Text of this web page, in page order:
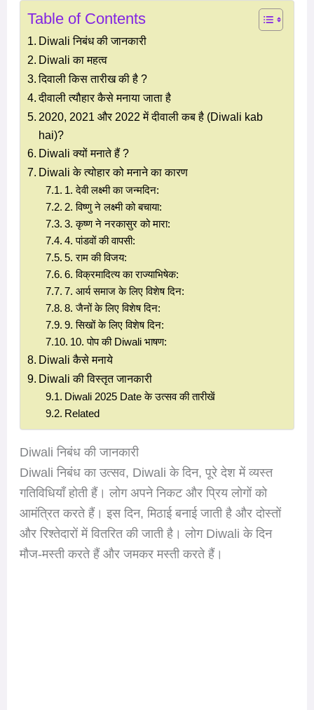
Table of Contents
Diwali निबंध की जानकारी
Diwali का महत्व
दिवाली किस तारीख की है ?
दीवाली त्यौहार कैसे मनाया जाता है
2020, 2021 और 2022 में दीवाली कब है (Diwali kab
hai)?
Diwali क्यों मनाते हैं ?
Diwali के त्योहार को मनाने का कारण
1. देवी लक्ष्मी का जन्मदिन:
2. विष्णु ने लक्ष्मी को बचाया:
3. कृष्ण ने नरकासुर को मारा:
4. पांडवों की वापसी:
5. राम की विजय:
6. विक्रमादित्य का राज्याभिषेक:
7. आर्य समाज के लिए विशेष दिन:
8. जैनों के लिए विशेष दिन:
9. सिखों के लिए विशेष दिन:
10. पोप की Diwali भाषण:
Diwali कैसे मनाये
Diwali की विस्तृत जानकारी
Diwali 2025 Date के उत्सव की तारीखें
Related
Diwali निबंध की जानकारी
Diwali निबंध का उत्सव, Diwali के दिन, पूरे देश में व्यस्त
गतिविधियाँ होती हैं। लोग अपने निकट और प्रिय लोगों को
आमंत्रित करते हैं। इस दिन, मिठाई बनाई जाती है और दोस्तों
और रिश्तेदारों में वितरित की जाती है। लोग Diwali के दिन
मौज-मस्ती करते हैं और जमकर मस्ती करते हैं।